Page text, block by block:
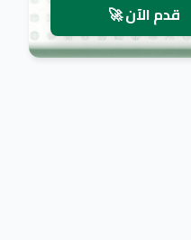
قدم الآن 🚀